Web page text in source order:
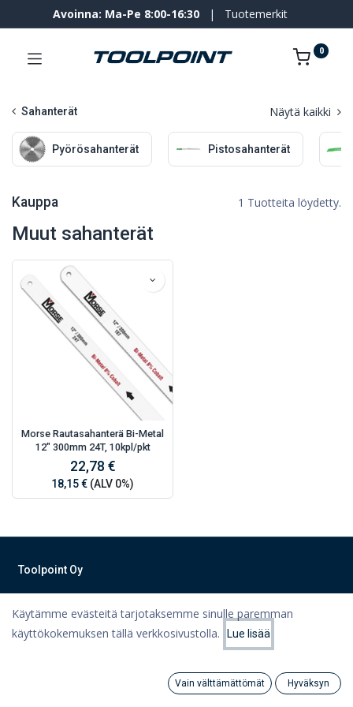
Suosituimmat
Category
Avoinna: Ma-Pe 8:00-16:30 | Tuotemerkit
0
Sahanterät Näytä kaikki
Pyörösahanterät Pistosahanterät
Kauppa 1 Tuotteita löydetty.
Muut sahanterät
Morse Rautasahanterä Bi-Metal
12" 300mm 24T, 10kpl/pkt
22,78 €
18,15 € (ALV 0%)
Toolpoint Oy
teknisen kaupan ammattilaisilta!
Käytämme evästeitä tarjotaksemme sinulle paremman
käyttökokemuksen tällä verkkosivustolla.
Lue lisää
Vain välttämättömät Hyväksyn